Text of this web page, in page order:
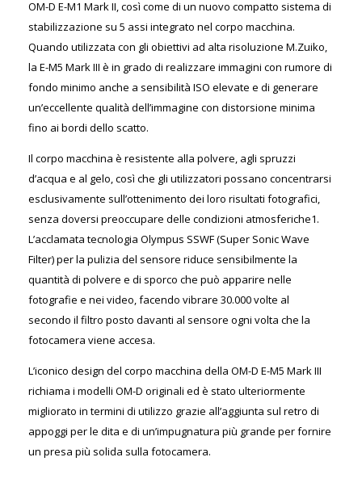
OM-D E-M1 Mark II, così come di un nuovo compatto sistema di
stabilizzazione su 5 assi integrato nel corpo macchina.
Quando utilizzata con gli obiettivi ad alta risoluzione M.Zuiko,
la E-M5 Mark III è in grado di realizzare immagini con rumore di
fondo minimo anche a sensibilità ISO elevate e di generare
un’eccellente qualità dell’immagine con distorsione minima
fino ai bordi dello scatto.
Il corpo macchina è resistente alla polvere, agli spruzzi
d’acqua e al gelo, così che gli utilizzatori possano concentrarsi
esclusivamente sull’ottenimento dei loro risultati fotografici,
senza doversi preoccupare delle condizioni atmosferiche1.
L’acclamata tecnologia Olympus SSWF (Super Sonic Wave
Filter) per la pulizia del sensore riduce sensibilmente la
quantità di polvere e di sporco che può apparire nelle
fotografie e nei video, facendo vibrare 30.000 volte al
secondo il filtro posto davanti al sensore ogni volta che la
fotocamera viene accesa.
L’iconico design del corpo macchina della OM-D E-M5 Mark III
richiama i modelli OM-D originali ed è stato ulteriormente
migliorato in termini di utilizzo grazie all’aggiunta sul retro di
appoggi per le dita e di un’impugnatura più grande per fornire
un presa più solida sulla fotocamera.